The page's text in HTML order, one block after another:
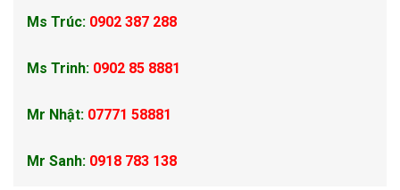
Ms Trúc: 0902 387 288
Ms Trinh: 0902 85 8881
Mr Nhật: 07771 58881
Mr Sanh: 0918 783 138